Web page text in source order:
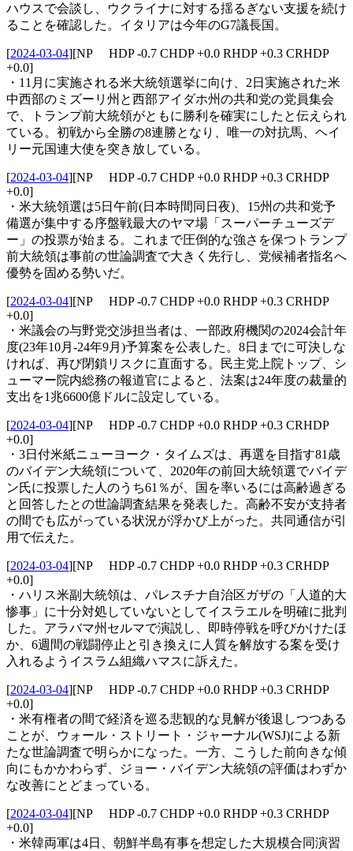
ハウスで会談し、ウクライナに対する揺るぎない支援を続け
ることを確認した。イタリアは今年のG7議長国。
[2024-03-04][NP HDP -0.7 CHDP +0.0 RHDP +0.3 CRHDP
+0.0]
・11月に実施される米大統領選挙に向け、2日実施された米
中西部のミズーリ州と西部アイダホ州の共和党の党員集会
で、トランプ前大統領がともに勝利を確実にしたと伝えられ
ている。初戦から全勝の8連勝となり、唯一の対抗馬、ヘイ
リー元国連大使を突き放している。
[2024-03-04][NP HDP -0.7 CHDP +0.0 RHDP +0.3 CRHDP
+0.0]
・米大統領選は5日午前(日本時間同日夜)、15州の共和党予
備選が集中する序盤戦最大のヤマ場「スーパーチューズデ
ー」の投票が始まる。これまで圧倒的な強さを保つトランプ
前大統領は事前の世論調査で大きく先行し、党候補者指名へ
優勢を固める勢いだ。
[2024-03-04][NP HDP -0.7 CHDP +0.0 RHDP +0.3 CRHDP
+0.0]
・米議会の与野党交渉担当者は、一部政府機関の2024会計年
度(23年10月-24年9月)予算案を公表した。8日までに可決しな
ければ、再び閉鎖リスクに直面する。民主党上院トップ、シ
ューマー院内総務の報道官によると、法案は24年度の裁量的
支出を1兆6600億ドルに設定している。
[2024-03-04][NP HDP -0.7 CHDP +0.0 RHDP +0.3 CRHDP
+0.0]
・3日付米紙ニューヨーク・タイムズは、再選を目指す81歳
のバイデン大統領について、2020年の前回大統領選でバイデ
ン氏に投票した人のうち61％が、国を率いるには高齢過ぎる
と回答したとの世論調査結果を発表した。高齢不安が支持者
の間でも広がっている状況が浮かび上がった。共同通信が引
用で伝えた。
[2024-03-04][NP HDP -0.7 CHDP +0.0 RHDP +0.3 CRHDP
+0.0]
・ハリス米副大統領は、パレスチナ自治区ガザの「人道的大
惨事」に十分対処していないとしてイスラエルを明確に批判
した。アラバマ州セルマで演説し、即時停戦を呼びかけたほ
か、6週間の戦闘停止と引き換えに人質を解放する案を受け
入れるようイスラム組織ハマスに訴えた。
[2024-03-04][NP HDP -0.7 CHDP +0.0 RHDP +0.3 CRHDP
+0.0]
・米有権者の間で経済を巡る悲観的な見解が後退しつつある
ことが、ウォール・ストリート・ジャーナル(WSJ)による新
たな世論調査で明らかになった。一方、こうした前向きな傾
向にもかかわらず、ジョー・バイデン大統領の評価はわずか
な改善にとどまっている。
[2024-03-04][NP HDP -0.7 CHDP +0.0 RHDP +0.3 CRHDP
+0.0]
・米韓両軍は4日、朝鮮半島有事を想定した大規模合同演習